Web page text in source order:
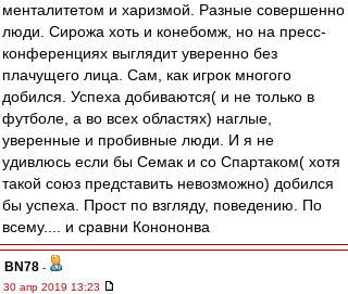
менталитетом и харизмой. Разные совершенно
люди. Сирожа хоть и конебомж, но на пресс-
конференциях выглядит уверенно без
плачущего лица. Сам, как игрок многого
добился. Успеха добиваются( и не только в
футболе, а во всех областях) наглые,
уверенные и пробивные люди. И я не
удивлюсь если бы Семак и со Спартаком( хотя
такой союз представить невозможно) добился
бы успеха. Прост по взгляду, поведению. По
всему.... и сравни Конононва
BN78 -
30 апр 2019 13:23